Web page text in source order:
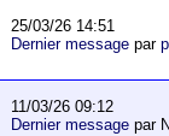
25/03/26 14:51
Dernier messagepar
11/03/26 09:12
Dernier messagepar